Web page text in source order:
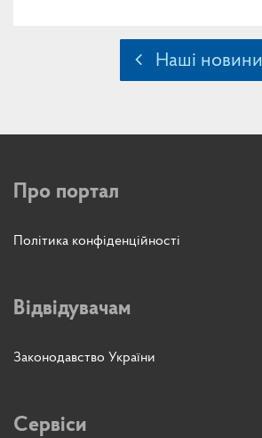
Наші новини
Про портал
Політика конфіденційності
Відвідувачам
Законодавство України
Сервіси